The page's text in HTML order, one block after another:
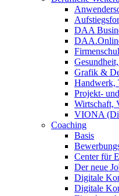
DAA
Grafik &
Handwerk,
Projekt-
Wirtschaft,
VIONA
Coaching
Basis
Center für
Der neue
Digitale
Digitale